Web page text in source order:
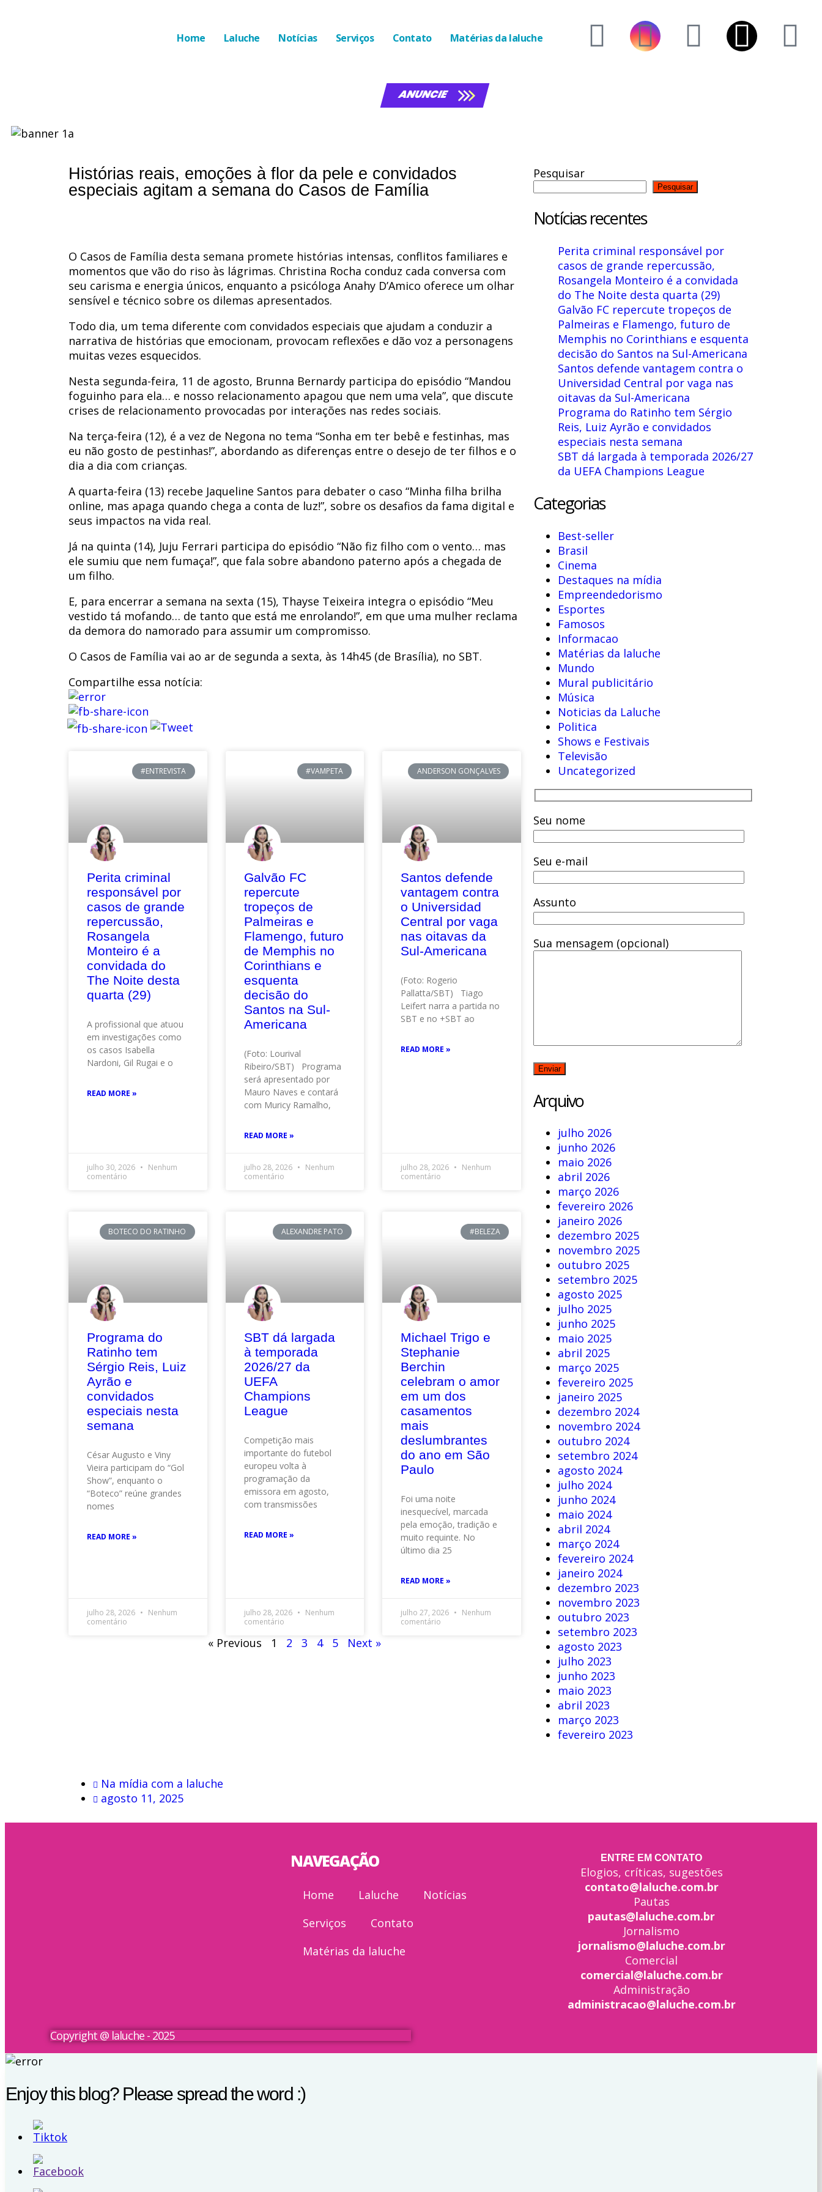
Home Laluche Notícias Serviços Contato Matérias da laluche
ANUNCIE
Histórias reais, emoções à flor da pele e convidados
especiais agitam a semana do Casos de Família
O Casos de Família desta semana promete histórias intensas, conflitos familiares e
momentos que vão do riso às lágrimas. Christina Rocha conduz cada conversa com
seu carisma e energia únicos, enquanto a psicóloga Anahy D’Amico oferece um olhar
sensível e técnico sobre os dilemas apresentados.
Todo dia, um tema diferente com convidados especiais que ajudam a conduzir a
narrativa de histórias que emocionam, provocam reflexões e dão voz a personagens
muitas vezes esquecidos.
Nesta segunda-feira, 11 de agosto, Brunna Bernardy participa do episódio “Mandou
foguinho para ela… e nosso relacionamento apagou que nem uma vela”, que discute
crises de relacionamento provocadas por interações nas redes sociais.
Na terça-feira (12), é a vez de Negona no tema “Sonha em ter bebê e festinhas, mas
eu não gosto de pestinhas!”, abordando as diferenças entre o desejo de ter filhos e o
dia a dia com crianças.
A quarta-feira (13) recebe Jaqueline Santos para debater o caso “Minha filha brilha
online, mas apaga quando chega a conta de luz!”, sobre os desafios da fama digital e
seus impactos na vida real.
Já na quinta (14), Juju Ferrari participa do episódio “Não fiz filho com o vento… mas
ele sumiu que nem fumaça!”, que fala sobre abandono paterno após a chegada de
um filho.
E, para encerrar a semana na sexta (15), Thayse Teixeira integra o episódio “Meu
vestido tá mofando… de tanto que está me enrolando!”, em que uma mulher reclama
da demora do namorado para assumir um compromisso.
O Casos de Família vai ao ar de segunda a sexta, às 14h45 (de Brasília), no SBT.
Compartilhe essa notícia:
#ENTREVISTA
Perita criminal
responsável por
casos de grande
repercussão,
Rosangela
Monteiro é a
convidada do
The Noite desta
quarta (29)
A profissional que atuou
em investigações como
os casos Isabella
Nardoni, Gil Rugai e o
READ MORE »
julho 30, 2026
Nenhum
comentário
#VAMPETA
Galvão FC
repercute
tropeços de
Palmeiras e
Flamengo, futuro
de Memphis no
Corinthians e
esquenta
decisão do
Santos na Sul-
Americana
(Foto: Lourival
Ribeiro/SBT) Programa
será apresentado por
Mauro Naves e contará
com Muricy Ramalho,
READ MORE »
julho 28, 2026
Nenhum
comentário
ANDERSON GONÇALVES
Santos defende
vantagem contra
o Universidad
Central por vaga
nas oitavas da
Sul-Americana
(Foto: Rogerio
Pallatta/SBT) Tiago
Leifert narra a partida no
SBT e no +SBT ao
READ MORE »
julho 28, 2026
Nenhum
comentário
BOTECO DO RATINHO
Programa do
Ratinho tem
Sérgio Reis, Luiz
Ayrão e
convidados
especiais nesta
semana
César Augusto e Viny
Vieira participam do “Gol
Show”, enquanto o
“Boteco” reúne grandes
nomes
READ MORE »
julho 28, 2026
Nenhum
comentário
ALEXANDRE PATO
SBT dá largada
à temporada
2026/27 da
UEFA
Champions
League
Competição mais
importante do futebol
europeu volta à
programação da
emissora em agosto,
com transmissões
READ MORE »
julho 28, 2026
Nenhum
comentário
#BELEZA
Michael Trigo e
Stephanie
Berchin
celebram o amor
em um dos
casamentos
mais
deslumbrantes
do ano em São
Paulo
Foi uma noite
inesquecível, marcada
pela emoção, tradição e
muito requinte. No
último dia 25
READ MORE »
julho 27, 2026
Nenhum
comentário
« Previous 1 2 3 4 5 Next »
Pesquisar
Pesquisar
Notícias recentes
Perita criminal responsável por
casos de grande repercussão,
Rosangela Monteiro é a convidada
do The Noite desta quarta (29)
Galvão FC repercute tropeços de
Palmeiras e Flamengo, futuro de
Memphis no Corinthians e esquenta
decisão do Santos na Sul-Americana
Santos defende vantagem contra o
Universidad Central por vaga nas
oitavas da Sul-Americana
Programa do Ratinho tem Sérgio
Reis, Luiz Ayrão e convidados
especiais nesta semana
SBT dá largada à temporada 2026/27
da UEFA Champions League
Categorias
Best-seller
Brasil
Cinema
Destaques na mídia
Empreendedorismo
Esportes
Famosos
Informacao
Matérias da laluche
Mundo
Mural publicitário
Música
Noticias da Laluche
Politica
Shows e Festivais
Televisão
Uncategorized
Seu nome
Seu e-mail
Assunto
Sua mensagem (opcional)
Arquivo
julho 2026
junho 2026
maio 2026
abril 2026
março 2026
fevereiro 2026
janeiro 2026
dezembro 2025
novembro 2025
outubro 2025
setembro 2025
agosto 2025
julho 2025
junho 2025
maio 2025
abril 2025
março 2025
fevereiro 2025
janeiro 2025
dezembro 2024
novembro 2024
outubro 2024
setembro 2024
agosto 2024
julho 2024
junho 2024
maio 2024
abril 2024
março 2024
fevereiro 2024
janeiro 2024
dezembro 2023
novembro 2023
outubro 2023
setembro 2023
agosto 2023
julho 2023
junho 2023
maio 2023
abril 2023
março 2023
fevereiro 2023
Na mídia com a laluche
agosto 11, 2025
NAVEGAÇÃO
Home Laluche
Notícias
Serviços
Contato
Matérias da laluche
ENTRE EM CONTATO
Elogios, críticas, sugestões
contato@laluche.com.br
Pautas
pautas@laluche.com.br
Jornalismo
jornalismo@laluche.com.br
Comercial
comercial@laluche.com.br
Administração
administracao@laluche.com.br
Copyright @ laluche - 2025
Enjoy this blog? Please spread the word :)